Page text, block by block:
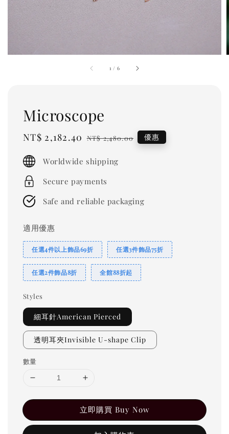
1 / 6
Microscope
Sale
NT$ 2,182.40 Regular
NT$ 2,480.00 優惠
Worldwide shipping
Secure payments
Safe and reliable packaging
適用優惠
任選4件以上飾品69折 任選3件飾品75折
任選2件飾品8折 全館88折起
Styles
細耳針American Pierced
透明耳夾Invisible U-shape Clip
數量
立即購買 Buy Now